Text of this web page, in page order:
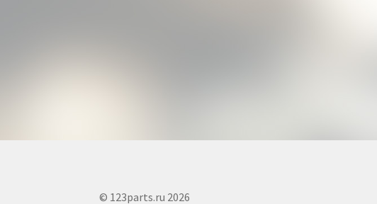
© 123parts.ru 2026